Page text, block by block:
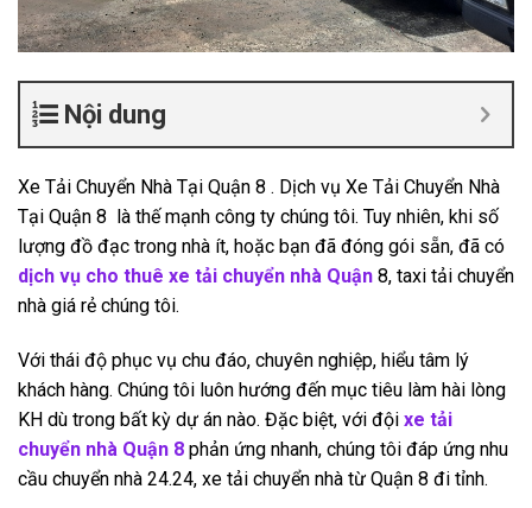
Nội dung
Xe Tải Chuyển Nhà Tại Quận 8 . Dịch vụ Xe Tải Chuyển Nhà
Tại Quận 8 là thế mạnh công ty chúng tôi. Tuy nhiên, khi số
lượng đồ đạc trong nhà ít, hoặc bạn đã đóng gói sẵn, đã có
dịch vụ cho thuê xe tải chuyển nhà Quận 8, taxi tải chuyển
nhà giá rẻ chúng tôi.
Với thái độ phục vụ chu đáo, chuyên nghiệp, hiểu tâm lý
khách hàng. Chúng tôi luôn hướng đến mục tiêu làm hài lòng
KH dù trong bất kỳ dự án nào. Đặc biệt, với đội xe tải
chuyển nhà Quận 8 phản ứng nhanh, chúng tôi đáp ứng nhu
cầu chuyển nhà 24.24, xe tải chuyển nhà từ Quận 8 đi tỉnh.